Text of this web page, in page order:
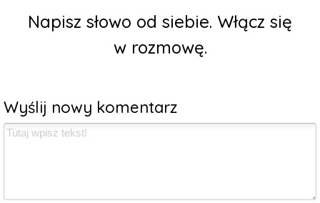
Napisz słowo od siebie. Włącz się
w rozmowę.
Wyślij nowy komentarz